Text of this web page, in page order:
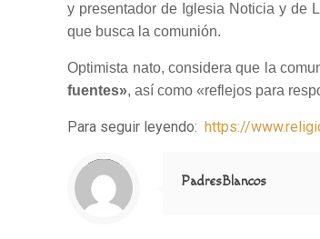
y presentador de Iglesia Noticia y de
que busca la comunión.
Optimista nato, considera que la
fuentes», así como «reflejos para
Para seguir leyendo:https://
Notice
: Trying to access array offset on value of type null in
/home/misioner/public_html/padresblancos/themes/betheme/includes/content-single.php
on line
286
PadresBlancos